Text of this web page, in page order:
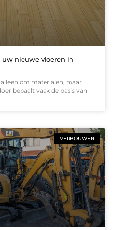
uw nieuwe vloeren in
om materialen, maar
bepaalt vaak de basis van
VERBOUWEN